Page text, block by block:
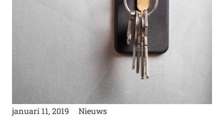
januari 11, 2019
Nieuws